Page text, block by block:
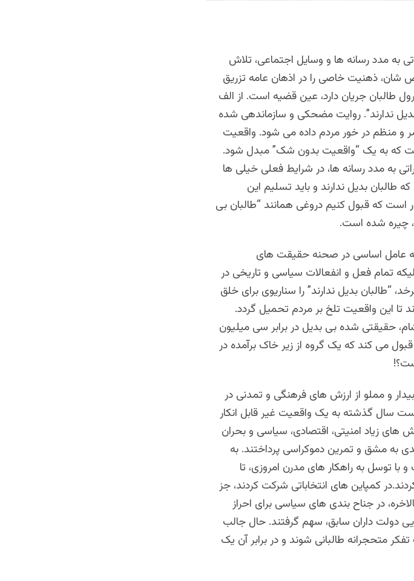
به مدد رسانه ها و وسایل اجتماعی، تلاش
شان، ذهنیت خاصی را در اذهان عامه تزریق
طالبان جریان دارد، عین قضیه است. از الف
ندارند”. روایت مضحکی و سازماندهی شده
و منظم در خور مردم داده می شود. واقعیت
که به یک “واقعیت بدون شک” مبدل شود.
به مدد رسانه ها، در شرایط فعلی خیلی ها
طالبان بدیل ندارند و باید تسلیم این
است که قبول کنیم دروغی همانند “طالبان بی
چیره شده است.
عامل اساسی در صحنه حقیقت های
تمام فعل و انفعالات سیاسی و تاریخی در
بدیل ندارند” را سناریوی برای خلق
این واقعیت تلخ بر مردم تحمیل گردد.
حقیقتی شده بی بدیل در برابر سی میلیون
می کند که یک گروه از زیر خاک برآمده در
و مملو از ارزش های فرهنگی و تمدنی در
سال گذشته به یک واقعیت غیر قابل انکار
های زیاد امنیتی، اقتصادی، سیاسی و بحران
به مشق و تمرین دموکراسی پرداختند. به
توسل به راهکار های مدرن امروزی، تا
کمپاین های انتخاباتی شرکت کردند، جز
در جناح بندی های سیاسی برای احراز
دولت داران سابق، سهم گرفتند. حال جالب
متحجرانه طالبانی شوند و در برابر آن یک